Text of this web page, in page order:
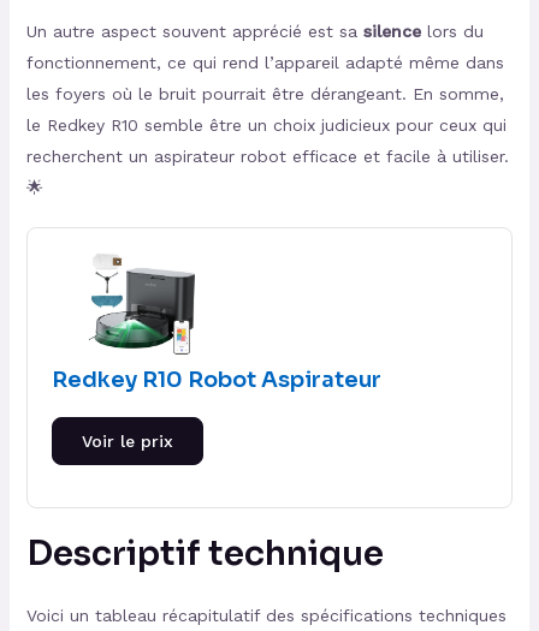
Un autre aspect souvent apprécié est sa silencelors du
fonctionnement, ce qui rend l’appareil adapté même dans
les foyers où le bruit pourrait être dérangeant. En somme,
le Redkey R10 semble être un choix judicieux pour ceux qui
recherchent un aspirateur robot efficace et facile à utiliser.
🌟
Redkey R10 Robot Aspirateur
Voir le prix
Descriptif technique
Voici un tableau récapitulatif des spécifications techniques